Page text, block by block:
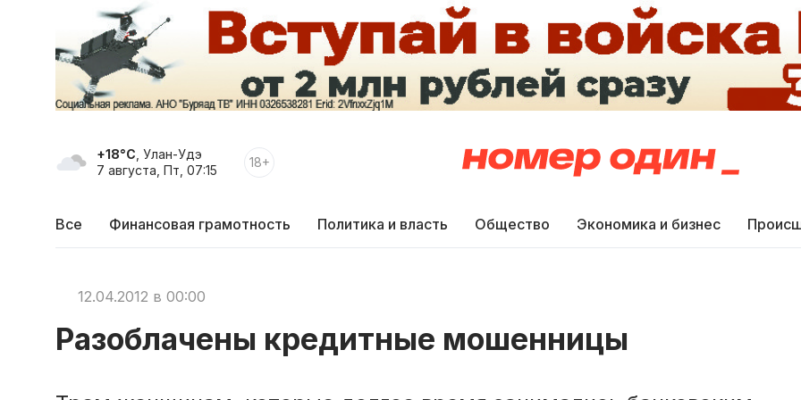
+18°C , Улан-Удэ
7 августа, Пт, 07:15
18+
Все Финансовая грамотность Политика и власть Общество Экономика и бизнес
12.04.2012 в 00:00
Разоблачены кредитные мошенницы